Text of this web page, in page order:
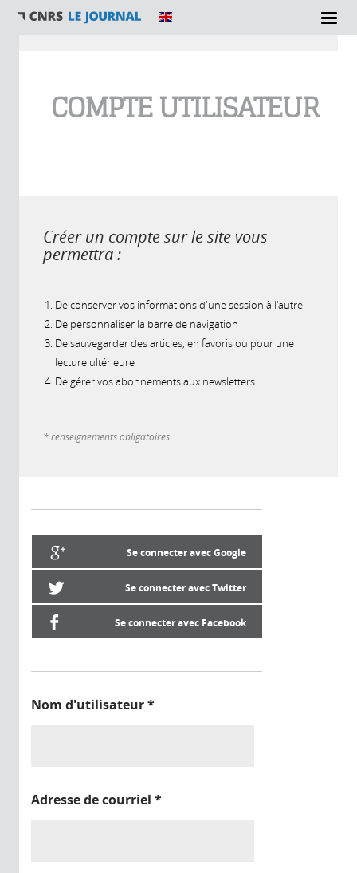
COMPTE UTILISATEUR
Créer un compte sur le site vous
permettra :
De conserver vos informations d'une session à l'autre
De personnaliser la barre de navigation
De sauvegarder des articles, en favoris ou pour une
lecture ultérieure
De gérer vos abonnements aux newsletters
* renseignements obligatoires
Se connecter avec Google
Se connecter avec Twitter
Se connecter avec Facebook
Nom d'utilisateur*
Adresse de courriel *